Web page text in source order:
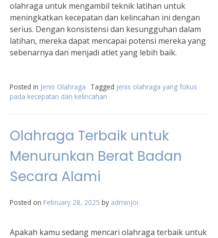
olahraga untuk mengambil teknik latihan untuk
meningkatkan kecepatan dan kelincahan ini dengan
serius. Dengan konsistensi dan kesungguhan dalam
latihan, mereka dapat mencapai potensi mereka yang
sebenarnya dan menjadi atlet yang lebih baik.
Posted in Jenis Olahraga Tagged jenis olahraga yang fokus
pada kecepatan dan kelincahan
Olahraga Terbaik untuk
Menurunkan Berat Badan
Secara Alami
Posted on February 28, 2025 by adminjoi
Apakah kamu sedang mencari olahraga terbaik untuk